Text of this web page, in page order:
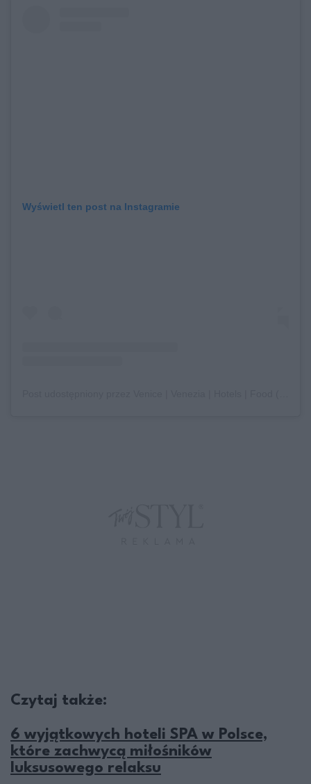
Wyświetl ten post na Instagramie
Czytaj także:
6 wyjątkowych hoteli SPA w Polsce,
które zachwycą miłośników
luksusowego relaksu